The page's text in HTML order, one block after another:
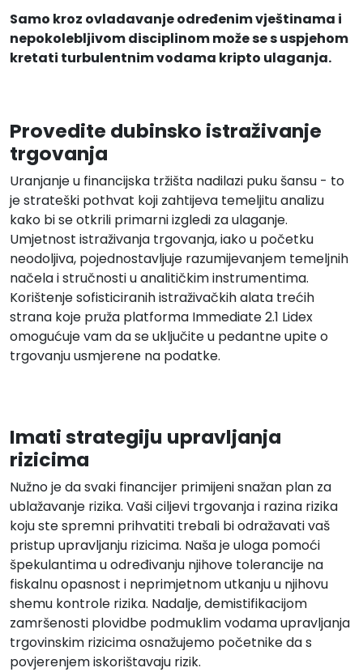
Samo kroz ovladavanje određenim vještinama i
nepokolebljivom disciplinom može se s uspjehom
kretati turbulentnim vodama kripto ulaganja.
Provedite dubinsko istraživanje
trgovanja
Uranjanje u financijska tržišta nadilazi puku šansu - to
je strateški pothvat koji zahtijeva temeljitu analizu
kako bi se otkrili primarni izgledi za ulaganje.
Umjetnost istraživanja trgovanja, iako u početku
neodoljiva, pojednostavljuje razumijevanjem temeljnih
načela i stručnosti u analitičkim instrumentima.
Korištenje sofisticiranih istraživačkih alata trećih
strana koje pruža platforma Immediate 2.1 Lidex
omogućuje vam da se uključite u pedantne upite o
trgovanju usmjerene na podatke.
Imati strategiju upravljanja
rizicima
Nužno je da svaki financijer primijeni snažan plan za
ublažavanje rizika. Vaši ciljevi trgovanja i razina rizika
koju ste spremni prihvatiti trebali bi odražavati vaš
pristup upravljanju rizicima. Naša je uloga pomoći
špekulantima u određivanju njihove tolerancije na
fiskalnu opasnost i neprimjetnom utkanju u njihovu
shemu kontrole rizika. Nadalje, demistifikacijom
zamršenosti plovidbe podmuklim vodama upravljanja
trgovinskim rizicima osnažujemo početnike da s
povjerenjem iskorištavaju rizik.